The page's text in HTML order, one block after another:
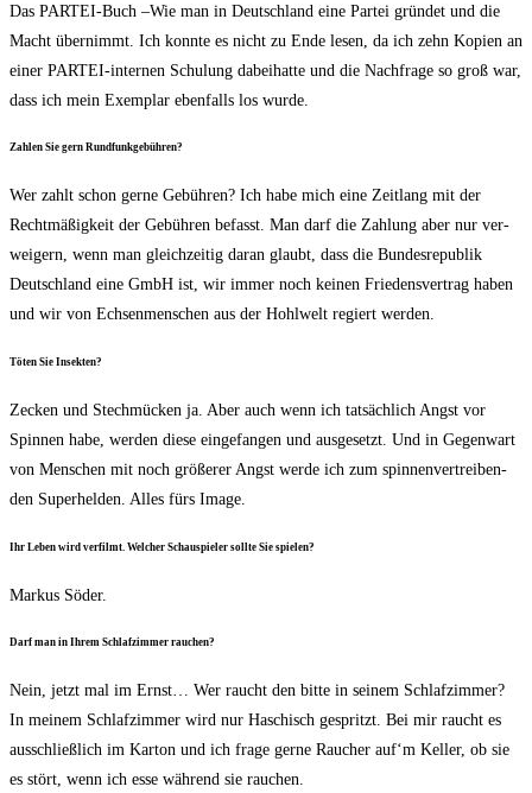
Das PAR­TEI-Buch –Wie man in Deutsch­land eine Par­tei grün­det und die
Macht über­nimmt. Ich konn­te es nicht zu Ende lesen, da ich zehn Kopien an
einer PAR­TEI-inter­nen Schu­lung dabei­hat­te und die Nach­fra­ge so groß war,
dass ich mein Exem­plar eben­falls los wurde.
Zah­len Sie gern Rundfunkgebühren?
Wer zahlt schon ger­ne Gebüh­ren? Ich habe mich eine Zeit­lang mit der
Recht­mä­ßig­keit der Gebüh­ren befasst. Man darf die Zah­lung aber nur ver­
wei­gern, wenn man gleich­zei­tig dar­an glaubt, dass die Bun­des­re­pu­blik
Deutsch­land eine GmbH ist, wir immer noch kei­nen Frie­dens­ver­trag haben
und wir von Ech­sen­men­schen aus der Hohl­welt regiert werden.
Töten Sie Insekten?
Zecken und Stech­mü­cken ja. Aber auch wenn ich tat­säch­lich Angst vor
Spin­nen habe, wer­den die­se ein­ge­fan­gen und aus­ge­setzt. Und in Gegen­wart
von Men­schen mit noch grö­ße­rer Angst wer­de ich zum spin­nen­ver­trei­ben­
den Super­hel­den. Alles fürs Image.
Ihr Leben wird ver­filmt. Wel­cher Schau­spie­ler soll­te Sie spielen?
Mar­kus Söder.
Darf man in Ihrem Schlaf­zim­mer rauchen?
Nein, jetzt mal im Ernst… Wer raucht den bit­te in sei­nem Schlaf­zim­mer?
In mei­nem Schlaf­zim­mer wird nur Haschisch gespritzt. Bei mir raucht es
aus­schließ­lich im Kar­ton und ich fra­ge ger­ne Rau­cher auf‘m Kel­ler, ob sie
es stört, wenn ich esse wäh­rend sie rauchen.